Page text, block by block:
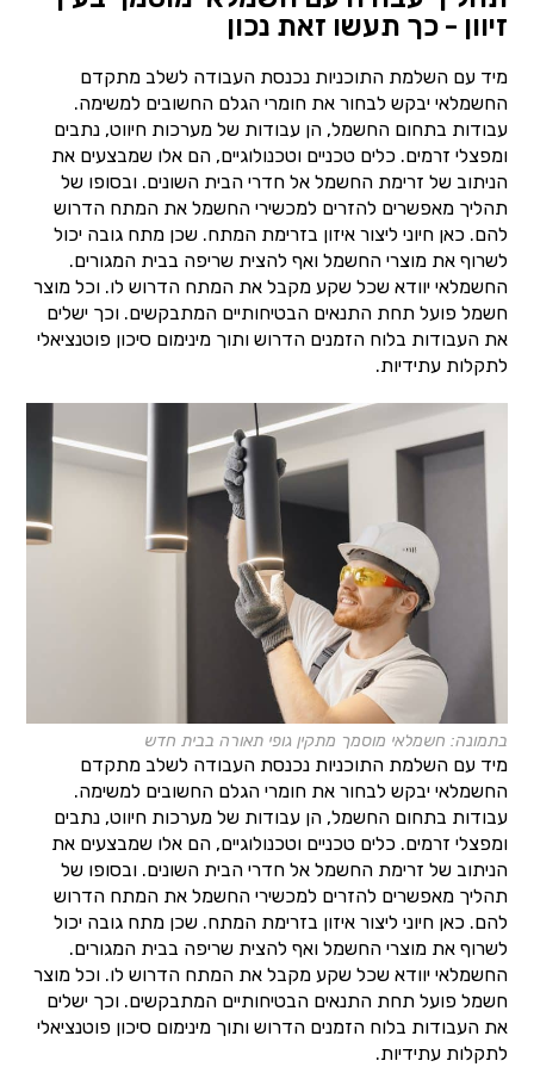
זיוון - כך תעשו זאת נכון
מיד עם השלמת התוכניות נכנסת העבודה לשלב מתקדם
החשמלאי יבקש לבחור את חומרי הגלם החשובים למשימה.
עבודות בתחום החשמל, הן עבודות של מערכות חיווט, נתבים
ומפצלי זרמים. כלים טכניים וטכנולוגיים, הם אלו שמבצעים את
הניתוב של זרימת החשמל אל חדרי הבית השונים. ובסופו של
תהליך מאפשרים להזרים למכשירי החשמל את המתח הדרוש
להם. כאן חיוני ליצור איזון בזרימת המתח. שכן מתח גובה יכול
לשרוף את מוצרי החשמל ואף להצית שריפה בבית המגורים.
החשמלאי יוודא שכל שקע מקבל את המתח הדרוש לו. וכל מוצר
חשמל פועל תחת התנאים הבטיחותיים המתבקשים. וכך ישלים
את העבודות בלוח הזמנים הדרוש ותוך מינימום סיכון פוטנציאלי
לתקלות עתידיות.
בתמונה: חשמלאי מוסמך מתקין גופי תאורה בבית חדש
מיד עם השלמת התוכניות נכנסת העבודה לשלב מתקדם
החשמלאי יבקש לבחור את חומרי הגלם החשובים למשימה.
עבודות בתחום החשמל, הן עבודות של מערכות חיווט, נתבים
ומפצלי זרמים. כלים טכניים וטכנולוגיים, הם אלו שמבצעים את
הניתוב של זרימת החשמל אל חדרי הבית השונים. ובסופו של
תהליך מאפשרים להזרים למכשירי החשמל את המתח הדרוש
להם. כאן חיוני ליצור איזון בזרימת המתח. שכן מתח גובה יכול
לשרוף את מוצרי החשמל ואף להצית שריפה בבית המגורים.
החשמלאי יוודא שכל שקע מקבל את המתח הדרוש לו. וכל מוצר
חשמל פועל תחת התנאים הבטיחותיים המתבקשים. וכך ישלים
את העבודות בלוח הזמנים הדרוש ותוך מינימום סיכון פוטנציאלי
לתקלות עתידיות.